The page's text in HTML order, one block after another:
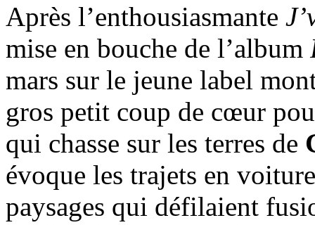
Après l’enthousiasmante
mise en bouche de l’album
mars sur le jeune label
gros petit coup de cœur
qui chasse sur les terres de
évoque les trajets en
paysages qui défilaient